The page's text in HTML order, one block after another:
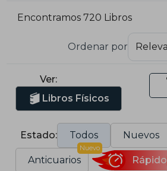
Encontramos 720 Libros
Ordenar por
Ver:
Libros Físicos
Estado: Todos Nuevos
Anticuarios
Nuevo
Rápido